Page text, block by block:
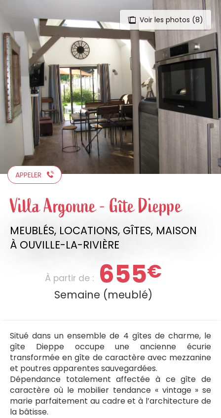
au
contenu
principal
Voir les photos (8)
APPELER
Villa Argonne - Gîte Dieppe
MEUBLÉS, LOCATIONS, GÎTES, MAISON
À OUVILLE-LA-RIVIÈRE
À partir de : 655€
Semaine (meublé)
Situé dans un ensemble de 4 gîtes de charme, le
gîte Dieppe occupe une ancienne écurie
transformée en gîte de caractère avec mezzanine
et poutres apparentes sauvegardées.
Dépendance totalement affectée à ce gîte de
caractère où le mobilier tendance « vintage » se
marie parfaitement au cadre et à l’architecture de
la bâtisse.